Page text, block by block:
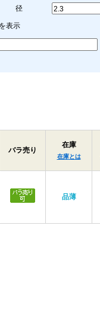
径
表示
バラ売り
在庫
在庫とは
品薄